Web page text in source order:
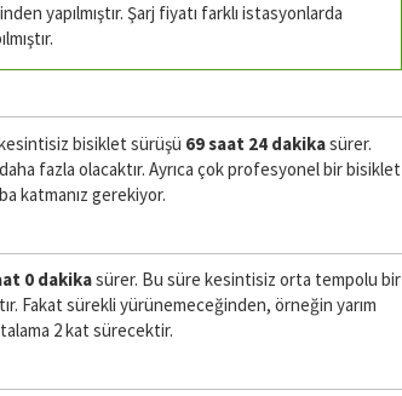
yapılmıştır. Şarj fiyatı farklı istasyonlarda
bisiklet sürüşü 69 saat 24 dakikasürer.
fazla olacaktır. Ayrıca çok profesyonel bir bisiklet
katmanız gerekiyor.
0 dakikasürer. Bu süre kesintisiz orta tempolu bir
Fakat sürekli yürünemeceğinden, örneğin yarım
2 kat sürecektir.